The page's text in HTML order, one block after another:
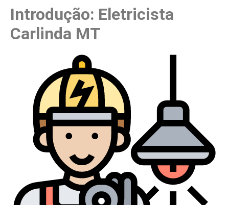
Introdução: Eletricista
Carlinda MT